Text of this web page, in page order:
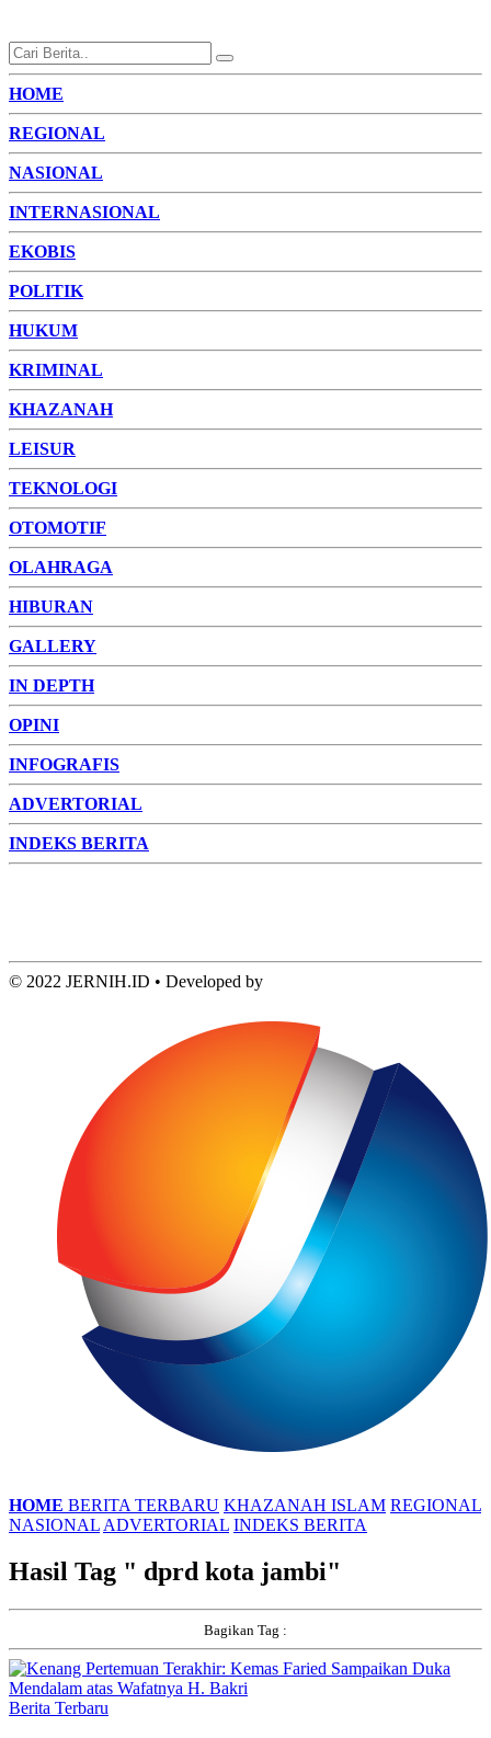
HOME
REGIONAL
NASIONAL
INTERNASIONAL
EKOBIS
POLITIK
HUKUM
KRIMINAL
KHAZANAH
LEISUR
TEKNOLOGI
OTOMOTIF
OLAHRAGA
HIBURAN
GALLERY
IN DEPTH
OPINI
INFOGRAFIS
ADVERTORIAL
INDEKS BERITA
© 2022 JERNIH.ID • Developed by
HOME BERITA TERBARU KHAZANAH ISLAM REGIONAL
NASIONAL ADVERTORIAL INDEKS BERITA
Hasil Tag " dprd kota jambi"
Bagikan Tag :
Berita Terbaru